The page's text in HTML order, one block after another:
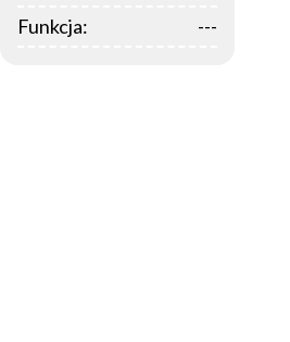
Funkcja:
---